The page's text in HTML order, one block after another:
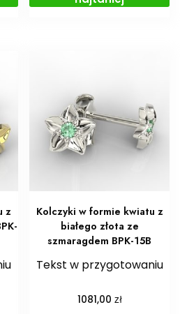
z
Kolczyki w formie kwiatu z
białego złota ze
szmaragdem BPK-15B
Tekst w przygotowaniu
1081,00 zł